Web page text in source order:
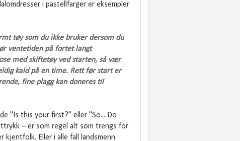
i pastellfarger er eksempler
tøy som du ikke bruker dersom du
ventetiden på fortet langt
med skiftetøy ved starten, så vær
kald på en time. Rett før start er
fine plagg kan doneres til
"Is this your first?" eller "So... Do
– er som regel alt som trengs for
kjentfolk. Eller i alle fall landsmenn.